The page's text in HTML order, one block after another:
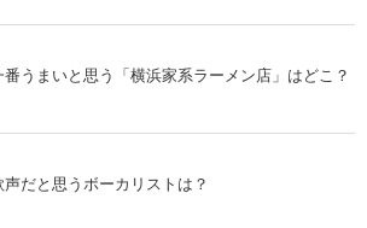
うまいと思う「横浜家系ラーメン店」はどこ？
だと思うボーカリストは？